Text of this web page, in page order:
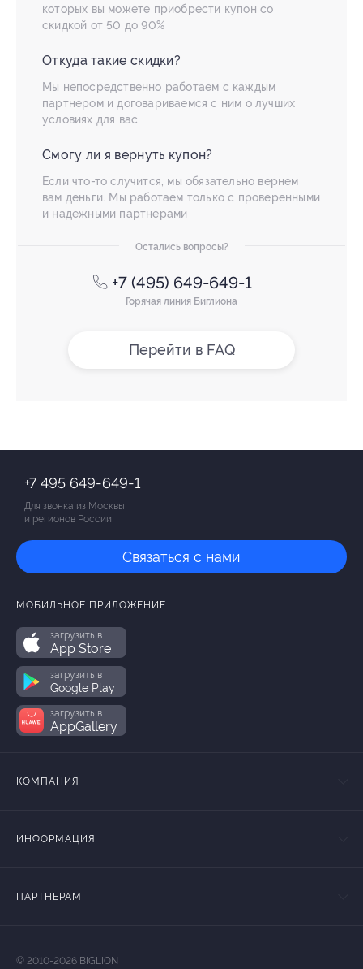
которых вы можете приобрести купон со
скидкой от 50 до 90%
Откуда такие скидки?
Мы непосредственно работаем с каждым
партнером и договариваемся с ним о лучших
условиях для вас
Смогу ли я вернуть купон?
Если что-то случится, мы обязательно вернем
вам деньги. Мы работаем только с проверенными
и надежными партнерами
Остались вопросы?
+7 (495) 649-649-1
Горячая линия Биглиона
Перейти в FAQ
+7 495 649-649-1
Для звонка из Москвы
и регионов России
Связаться с нами
МОБИЛЬНОЕ ПРИЛОЖЕНИЕ
загрузить в
App Store
загрузить в
Google Play
загрузить в
AppGallery
КОМПАНИЯ
ИНФОРМАЦИЯ
ПАРТНЕРАМ
© 2010-2026 BIGLION